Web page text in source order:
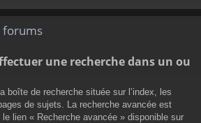
forums
une recherche dans un ou
boîte de recherche située sur l’index, les
de sujets. La recherche avancée est
lien « Recherche avancée » disponible sur